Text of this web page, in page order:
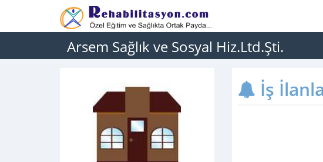
Arsem Sağlık ve Sosyal Hiz.Ltd.Şti.
İş